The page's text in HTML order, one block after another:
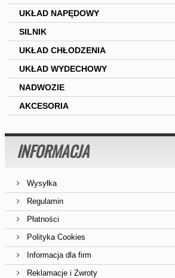
UKŁAD NAPĘDOWY
SILNIK
UKŁAD CHŁODZENIA
UKŁAD WYDECHOWY
NADWOZIE
AKCESORIA
INFORMACJA
Wysyłka
Regulamin
Płatności
Polityka Cookies
Informacja dla firm
Reklamacje i Zwroty